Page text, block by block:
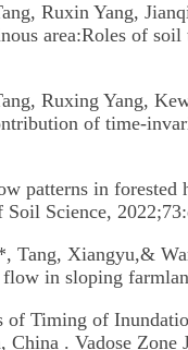
Ruxin Yang,
area:Roles of soil
Ruxing Yang,
of time-
in forested
Science,
Tang, Xiangyu,&
in sloping
Timing of
. Vadose Zone